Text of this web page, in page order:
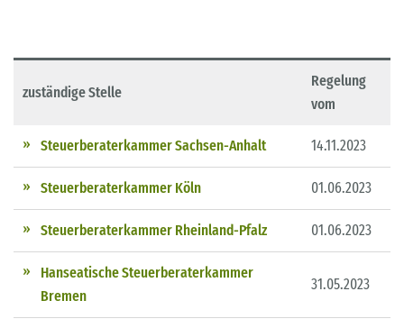
zuständige Stelle
Regelung
vom
Steuerberaterkammer Sachsen-Anhalt 14.11.2023
Steuerberaterkammer Köln 01.06.2023
Steuerberaterkammer Rheinland-Pfalz 01.06.2023
Hanseatische Steuerberaterkammer
Bremen
31.05.2023